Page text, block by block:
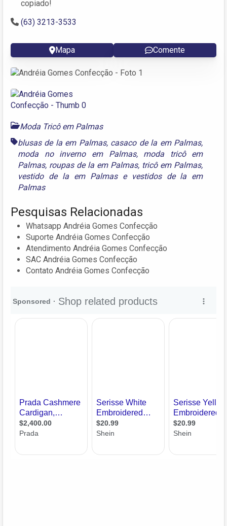
copiado!
(63) 3213-3533
Mapa Comente
Moda Tricô em Palmas
blusas de la em Palmas, casaco de la em Palmas,
moda no inverno em Palmas, moda tricô em
Palmas, roupas de la em Palmas, tricô em Palmas,
vestido de la em Palmase vestidos de la em
Palmas
Pesquisas Relacionadas
Whatsapp Andréia Gomes Confecção
Suporte Andréia Gomes Confecção
Atendimento Andréia Gomes Confecção
SAC Andréia Gomes Confecção
Contato Andréia Gomes Confecção